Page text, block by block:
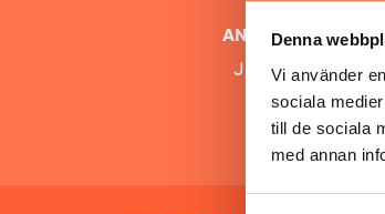
Denna
Vi använder
sociala
till de sociala
med annan
ANSVARIG
Jonas